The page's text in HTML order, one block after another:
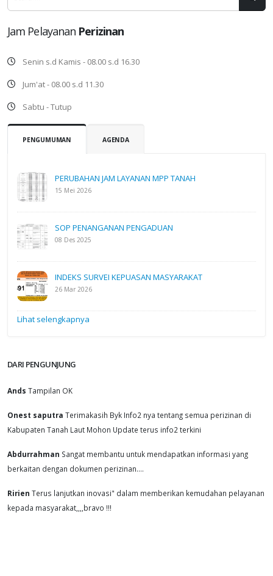
Jam Pelayanan Perizinan
Senin s.d Kamis - 08.00 s.d 16.30
Jum'at - 08.00 s.d 11.30
Sabtu - Tutup
PENGUMUMAN AGENDA
PERUBAHAN JAM LAYANAN MPP TANAH
15 Mei 2026
SOP PENANGANAN PENGADUAN
08 Des 2025
INDEKS SURVEI KEPUASAN MASYARAKAT
26 Mar 2026
Lihat selengkapnya
DARI PENGUNJUNG
Ands Tampilan OK
Onest saputra Terimakasih Byk Info2 nya tentang semua perizinan di
Kabupaten Tanah Laut Mohon Update terus info2 terkini
Abdurrahman Sangat membantu untuk mendapatkan informasi yang
berkaitan dengan dokumen perizinan....
Ririen Terus lanjutkan inovasi" dalam memberikan kemudahan pelayanan
kepada masyarakat,,,,bravo !!!